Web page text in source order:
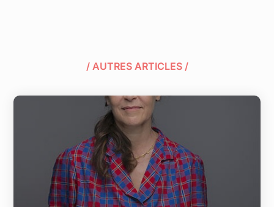
/ AUTRES ARTICLES /